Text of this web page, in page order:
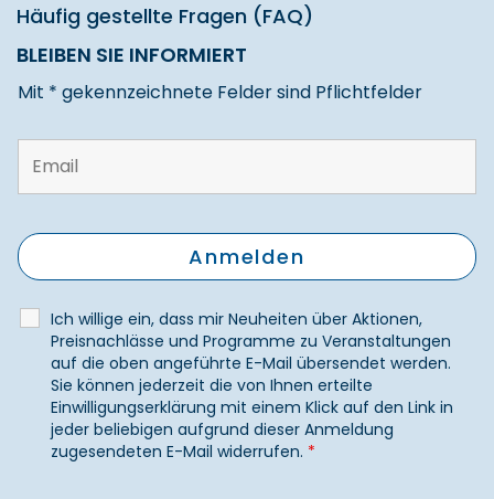
Häufig gestellte Fragen (FAQ)
BLEIBEN SIE INFORMIERT
Mit * gekennzeichnete Felder sind Pflichtfelder
Ich willige ein, dass mir Neuheiten über Aktionen,
Preisnachlässe und Programme zu Veranstaltungen
auf die oben angeführte E-Mail übersendet werden.
Sie können jederzeit die von Ihnen erteilte
Einwilligungserklärung mit einem Klick auf den Link in
jeder beliebigen aufgrund dieser Anmeldung
zugesendeten E-Mail widerrufen. *